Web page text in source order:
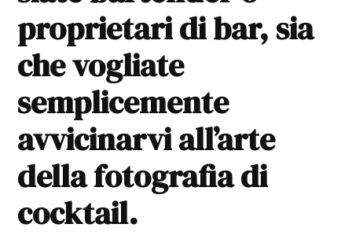
proprietari di bar, sia
che vogliate
semplicemente
avvicinarvi all’arte
della fotografia di
cocktail.